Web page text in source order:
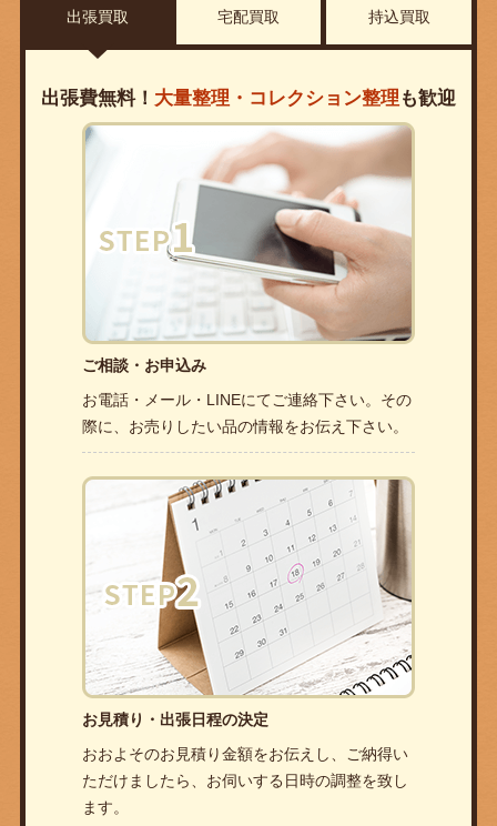
出張買取 宅配買取 持込買取
出張費無料！ 大量整理・コレクション整理 も歓迎
ご相談・お申込み
お電話・メール・LINEにてご連絡下さい。その
際に、お売りしたい品の情報をお伝え下さい。
お見積り・出張日程の決定
おおよそのお見積り金額をお伝えし、ご納得い
ただけましたら、お伺いする日時の調整を致し
ます。